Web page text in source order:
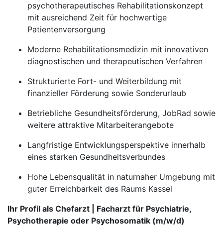
psychotherapeutisches Rehabilitationskonzept
mit ausreichend Zeit für hochwertige
Patientenversorgung
Moderne Rehabilitationsmedizin mit innovativen
diagnostischen und therapeutischen Verfahren
Strukturierte Fort- und Weiterbildung mit
finanzieller Förderung sowie Sonderurlaub
Betriebliche Gesundheitsförderung, JobRad sowie
weitere attraktive Mitarbeiterangebote
Langfristige Entwicklungsperspektive innerhalb
eines starken Gesundheitsverbundes
Hohe Lebensqualität in naturnaher Umgebung mit
guter Erreichbarkeit des Raums Kassel
Ihr Profil als Chefarzt | Facharzt für Psychiatrie,
Psychotherapie oder Psychosomatik (m/w/d)